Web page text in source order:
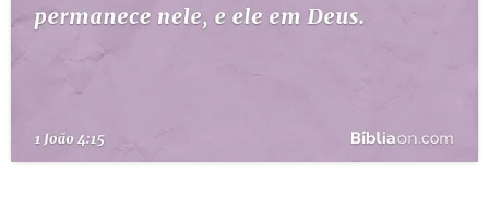
TEMAS
PERGUNTE À BÍBLIA
TERMO BÍBLICO